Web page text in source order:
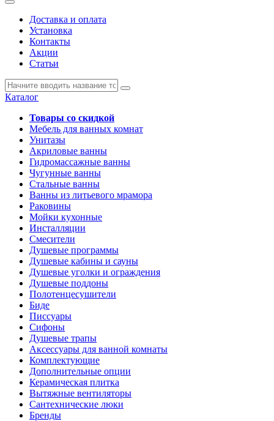
Доставка и оплата
Установка
Контакты
Акции
Статьи
Каталог
Товары со скидкой
Мебель для ванных комнат
Унитазы
Акриловые ванны
Гидромассажные ванны
Чугунные ванны
Стальные ванны
Ванны из литьевого мрамора
Раковины
Мойки кухонные
Инсталляции
Смесители
Душевые программы
Душевые кабины и сауны
Душевые уголки и ограждения
Душевые поддоны
Полотенцесушители
Биде
Писсуары
Сифоны
Душевые трапы
Аксессуары для ванной комнаты
Комплектующие
Дополнительные опции
Керамическая плитка
Вытяжные вентиляторы
Сантехнические люки
Бренды